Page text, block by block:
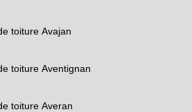
toiture Avajan
toiture Aventignan
toiture Averan